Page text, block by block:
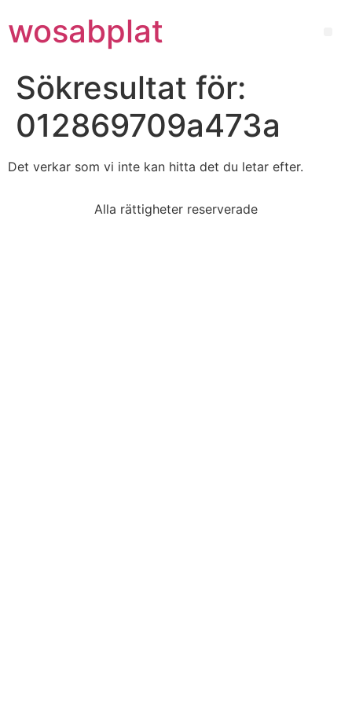
wosabplat
Sökresultat för:
012869709a473a
Det verkar som vi inte kan hitta det du letar efter.
Alla rättigheter reserverade